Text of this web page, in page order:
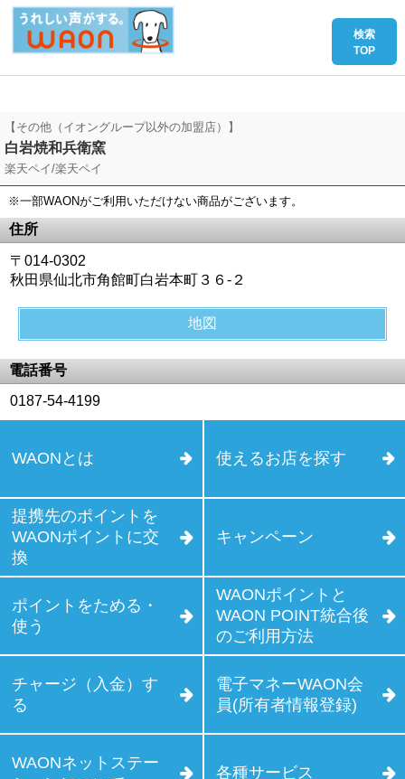
【その他（イオングループ以外の加盟店）】
白岩焼和兵衛窯
楽天ペイ/楽天ペイ
※一部WAONがご利用いただけない商品がございます。
住所
〒014-0302
秋田県仙北市角館町白岩本町３６‐２
地図
電話番号
0187-54-4199